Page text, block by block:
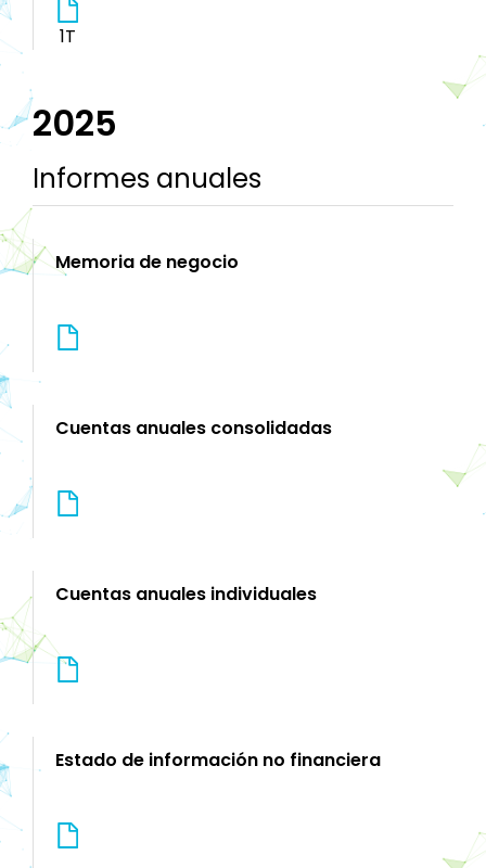
1T
2025
Informes anuales
Memoria de negocio
Cuentas anuales consolidadas
Cuentas anuales individuales
Estado de información no financiera